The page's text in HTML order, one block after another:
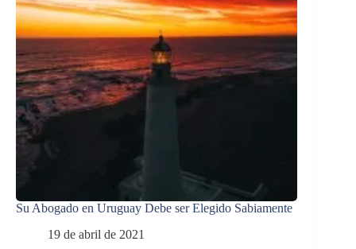
Su Abogado en Uruguay Debe ser Elegido Sabiamente
19 de abril de 2021